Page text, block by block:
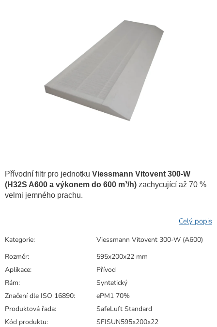
Přívodní filtr pro jednotku Viessmann Vitovent 300-W
(H32S A600 a výkonem do 600 m³/h) zachycující až 70 %
velmi jemného prachu.
Kategorie:
Viessmann Vitovent 300-W (A600)
Rozměr:
595x200x22 mm
Aplikace:
Přívod
Rám:
Syntetický
Značení dle ISO 16890:
ePM1 70%
Produktová řada:
SafeLuft Standard
Kód produktu:
SFISUN595x200x22